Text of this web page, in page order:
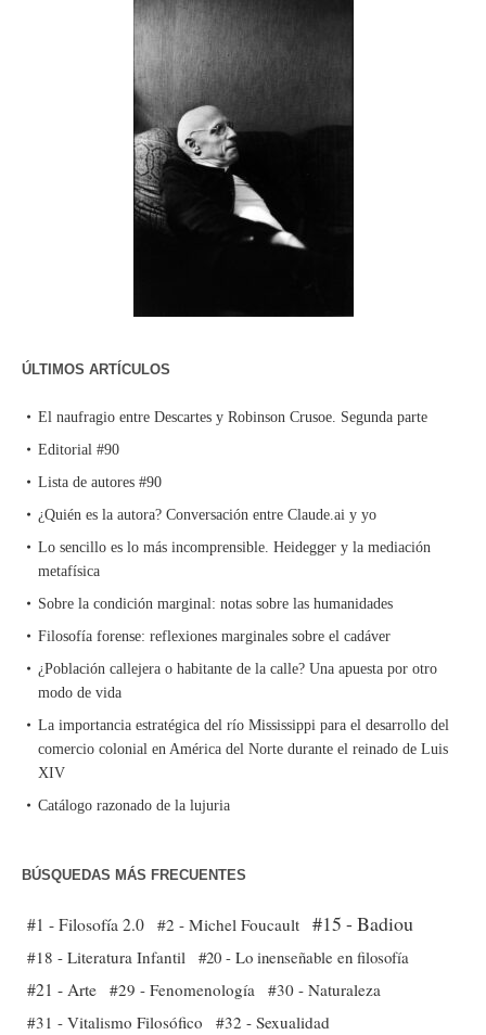
ÚLTIMOS ARTÍCULOS
El naufragio entre Descartes y Robinson Crusoe. Segunda parte
Editorial #90
Lista de autores #90
¿Quién es la autora? Conversación entre Claude.ai y yo
Lo sencillo es lo más incomprensible. Heidegger y la mediación
metafísica
Sobre la condición marginal: notas sobre las humanidades
Filosofía forense: reflexiones marginales sobre el cadáver
¿Población callejera o habitante de la calle? Una apuesta por otro
modo de vida
La importancia estratégica del río Mississippi para el desarrollo del
comercio colonial en América del Norte durante el reinado de Luis
XIV
Catálogo razonado de la lujuria
BÚSQUEDAS MÁS FRECUENTES
#1 - Filosofía 2.0 #2 - Michel Foucault #15 - Badiou
#18 - Literatura Infantil #20 - Lo inenseñable en filosofía
#21 - Arte #29 - Fenomenología
#30 - Naturaleza
#31 - Vitalismo Filosófico
#32 - Sexualidad